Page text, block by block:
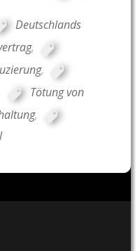
Deutschlands
,
,
Tötung von
,